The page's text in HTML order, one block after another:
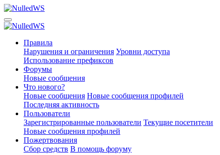
Правила
Нарушения и ограничения Уровни доступа
Использование префиксов
Форумы
Новые сообщения
Что нового?
Новые сообщения Новые сообщения профилей
Последняя активность
Пользователи
Зарегистрированные пользователи Текущие посетители
Новые сообщения профилей
Пожертвования
Сбор средств В помощь форуму